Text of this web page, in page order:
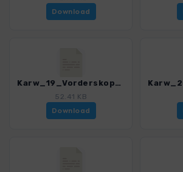
Download
Karw_19_Vorderskopf_4484_11.gpx
52.41 KB
Download